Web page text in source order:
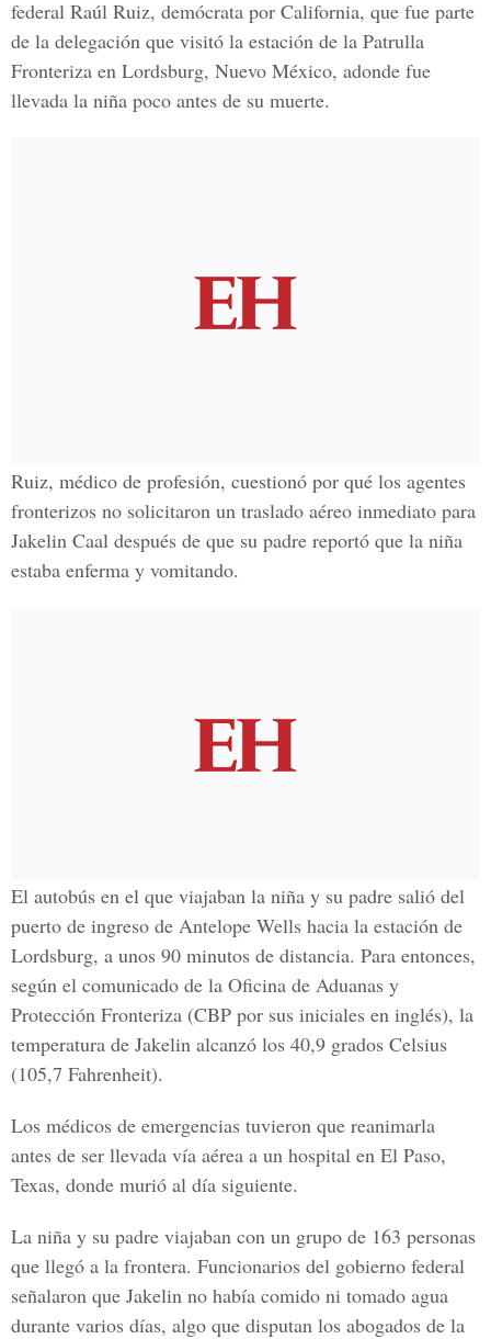
federal Raúl Ruiz, demócrata por California, que fue parte
de la delegación que visitó la estación de la Patrulla
Fronteriza en Lordsburg, Nuevo México, adonde fue
llevada la niña poco antes de su muerte.
Ruiz, médico de profesión, cuestionó por qué los agentes
fronterizos no solicitaron un traslado aéreo inmediato para
Jakelin Caal después de que su padre reportó que la niña
estaba enferma y vomitando.
El autobús en el que viajaban la niña y su padre salió del
puerto de ingreso de Antelope Wells hacia la estación de
Lordsburg, a unos 90 minutos de distancia. Para entonces,
según el comunicado de la Oficina de Aduanas y
Protección Fronteriza (CBP por sus iniciales en inglés), la
temperatura de Jakelin alcanzó los 40,9 grados Celsius
(105,7 Fahrenheit).
Los médicos de emergencias tuvieron que reanimarla
antes de ser llevada vía aérea a un hospital en El Paso,
Texas, donde murió al día siguiente.
La niña y su padre viajaban con un grupo de 163 personas
que llegó a la frontera. Funcionarios del gobierno federal
señalaron que Jakelin no había comido ni tomado agua
durante varios días, algo que disputan los abogados de la